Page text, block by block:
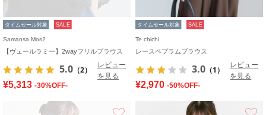
タイムセール対象 SALE
Samansa Mos2
【ヴェールラミー】2wayフリルブラウス
5.0 （2）
レビュー
を見る
¥5,313 -30%OFF-
タイムセール対象 SALE
Te chichi
レースペプラムブラウス
3.0 （1）
レビュー
を見る
¥2,970 -50%OFF-